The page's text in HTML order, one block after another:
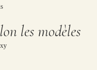
les modèles